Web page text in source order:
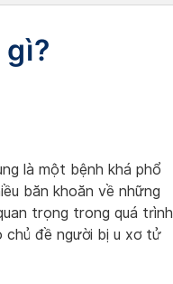
là một bệnh khá phổ
băn khoăn về những
trọng trong quá trình
chủ đề người bị u xơ tử